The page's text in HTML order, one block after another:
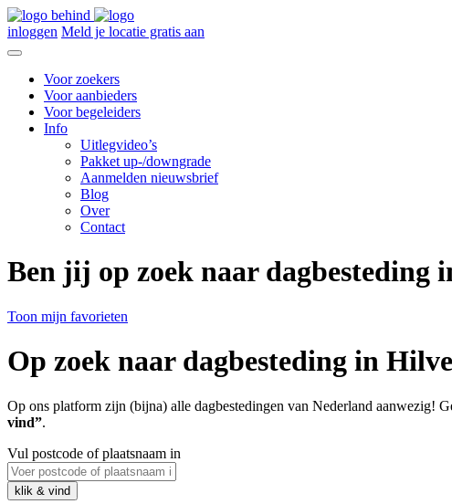
inloggen Meld je locatie gratis aan
Voor zoekers
Voor aanbieders
Voor begeleiders
Info
Uitlegvideo’s
Pakket up-/downgrade
Aanmelden nieuwsbrief
Blog
Over
Contact
Ben jij op zoek naar dagbesteding
Toon mijn favorieten
Op zoek naar dagbesteding in
Op ons platform zijn (bijna) alle dagbestedingen van Nederland aanwezig!
vind”.
Vul postcode of plaatsnaam in